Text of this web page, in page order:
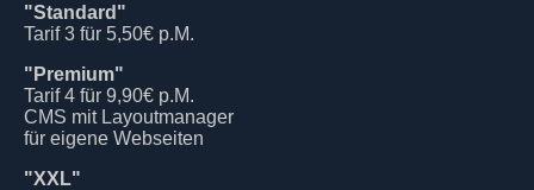
"Standard"
Tarif 3 für 5,50€ p.M.
"Premium"
Tarif 4 für 9,90€ p.M.
CMS mit Layoutmanager
für eigene Webseiten
"XXL"